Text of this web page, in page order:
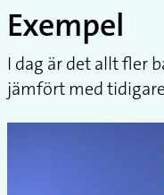
Exempel
I dag är det allt fler
jämfört med